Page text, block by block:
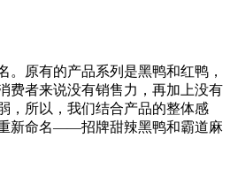
。原有的产品系列是黑鸭和红鸭，
费者来说没有销售力，再加上没有
，所以，我们结合产品的整体感
新命名——招牌甜辣黑鸭和霸道麻